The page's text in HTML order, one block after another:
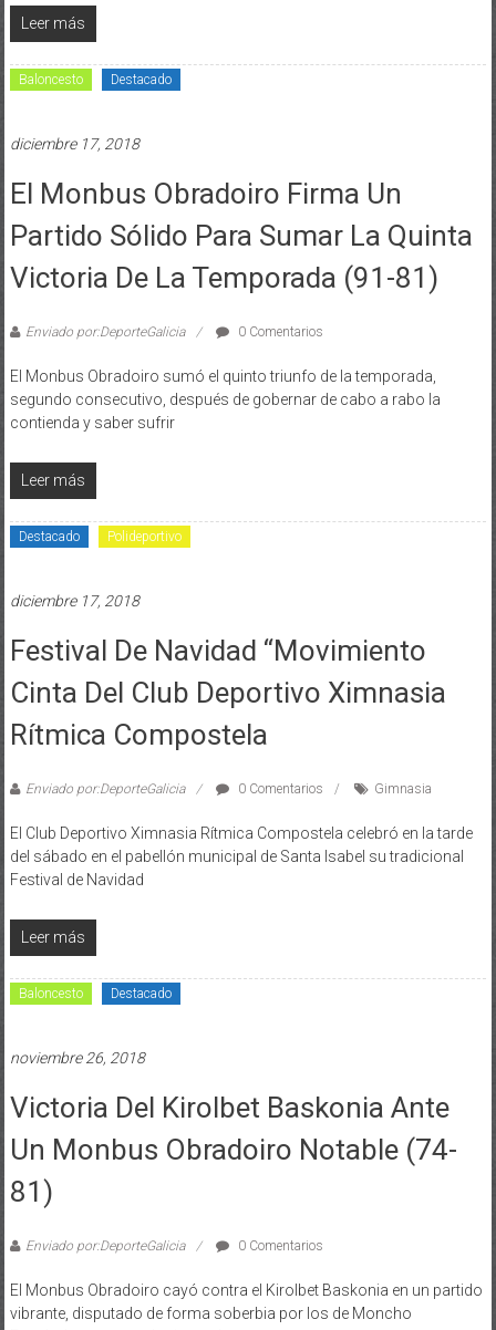
Leer más
Baloncesto Destacado
diciembre 17, 2018
El Monbus Obradoiro Firma Un
Partido Sólido Para Sumar La Quinta
Victoria De La Temporada (91-81)
Enviado por:DeporteGalicia 0 Comentarios
El Monbus Obradoiro sumó el quinto triunfo de la temporada,
segundo consecutivo, después de gobernar de cabo a rabo la
contienda y saber sufrir
Leer más
Destacado Polideportivo
diciembre 17, 2018
Festival De Navidad “Movimiento
Cinta Del Club Deportivo Ximnasia
Rítmica Compostela
Enviado por:DeporteGalicia 0 Comentarios Gimnasia
El Club Deportivo Ximnasia Rítmica Compostela celebró en la tarde
del sábado en el pabellón municipal de Santa Isabel su tradicional
Festival de Navidad
Leer más
Baloncesto Destacado
noviembre 26, 2018
Victoria Del Kirolbet Baskonia Ante
Un Monbus Obradoiro Notable (74-
81)
Enviado por:DeporteGalicia 0 Comentarios
El Monbus Obradoiro cayó contra el Kirolbet Baskonia en un partido
vibrante, disputado de forma soberbia por los de Moncho